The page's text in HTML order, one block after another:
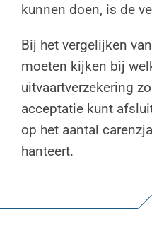
kunnen doen, is de
Bij het vergelijken
moeten kijken bij
uitvaartverzekering
acceptatie kunt
op het aantal
hanteert.